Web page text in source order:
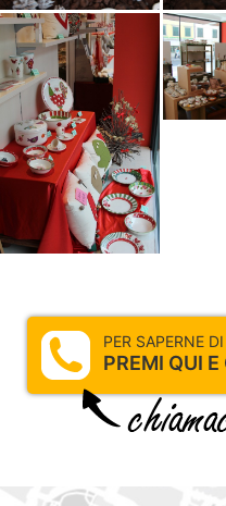
PER SAPERNE
PREMI QUI